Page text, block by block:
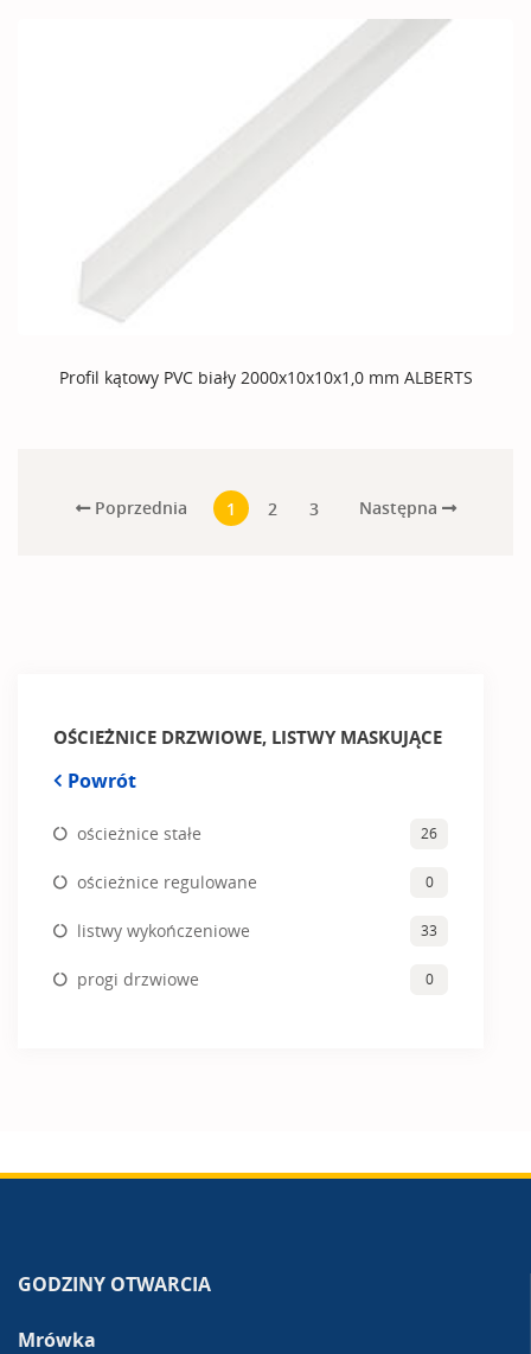
OŚCIEŻNICE DRZWIOWE, LISTWY MASKUJĄCE
Powrót
ościeżnice stałe 26
ościeżnice regulowane 0
listwy wykończeniowe 33
progi drzwiowe 0
Profil kątowy PVC biały 2000x10x10x1,0 mm ALBERTS
Poprzednia 1 2 3 Następna
GODZINY OTWARCIA
Mrówka